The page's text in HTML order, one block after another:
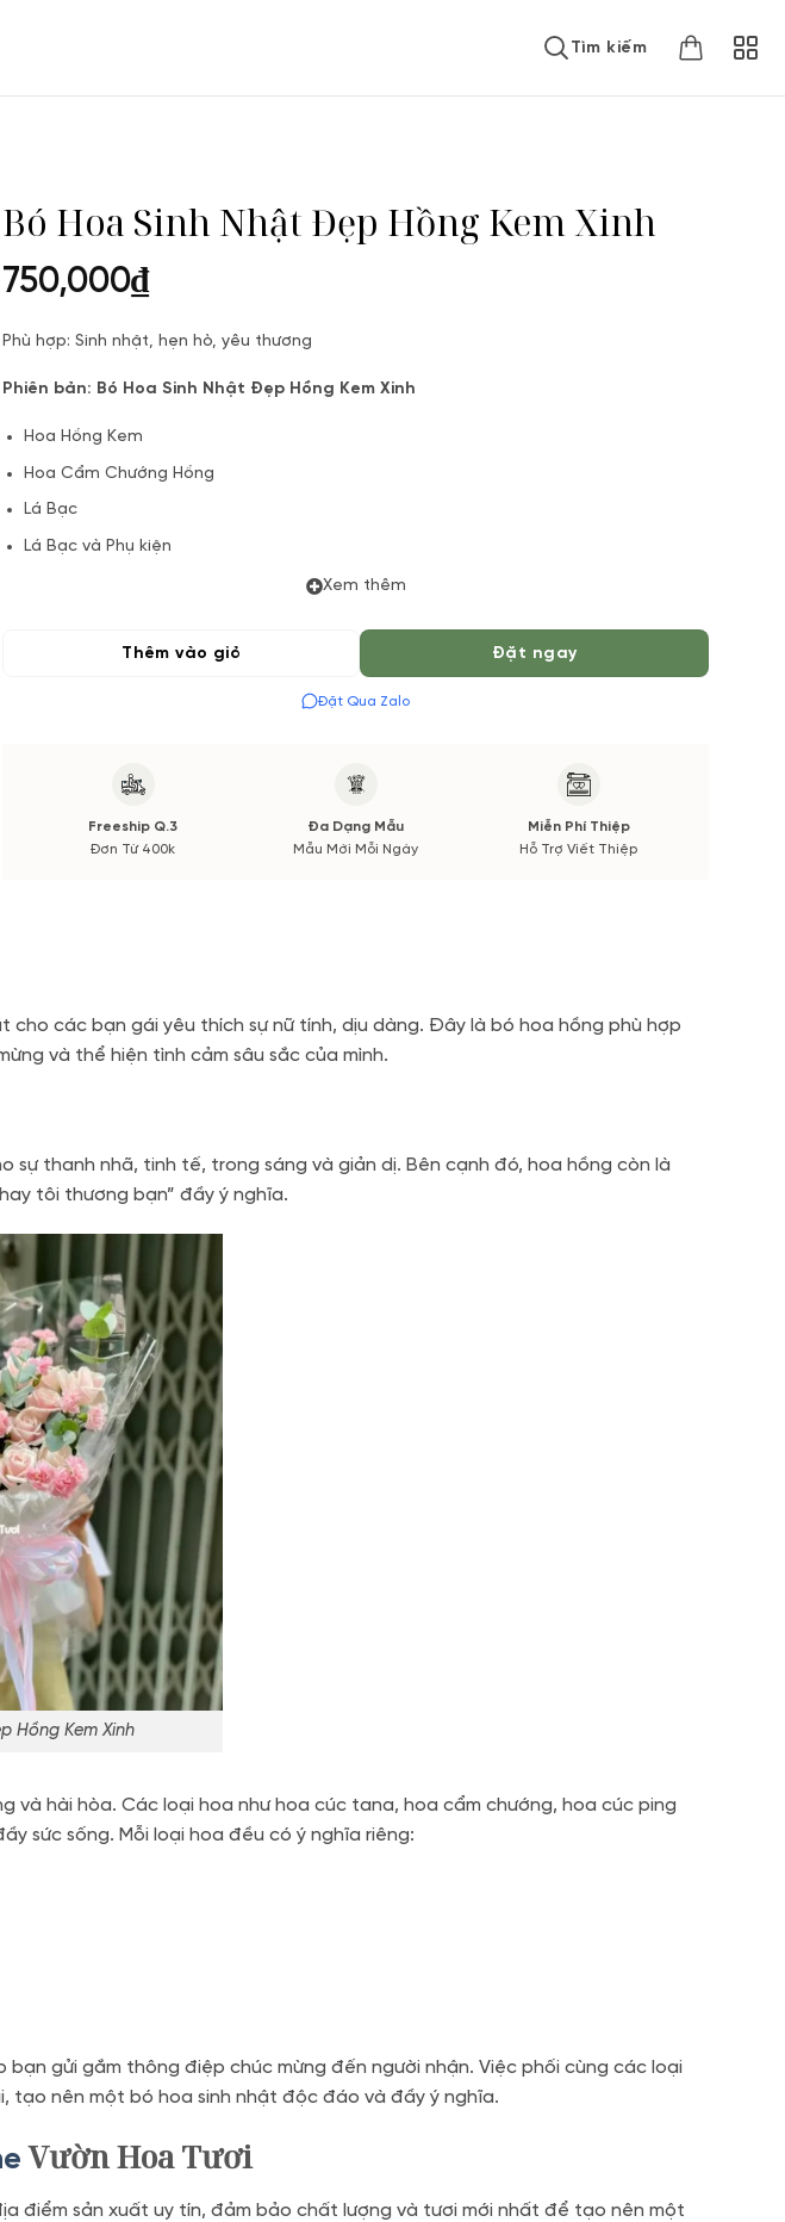
Tìm kiếm
Bó Hoa Sinh Nhật Đẹp Hồng Kem Xinh
750,000₫
Phù hợp: Sinh nhật, hẹn hò, yêu thương
Phiên bản: Bó Hoa Sinh Nhật Đẹp Hồng Kem Xinh
Hoa Hồng Kem
Hoa Cẩm Chướng Hồng
Lá Bạc
Lá Bạc và Phụ kiện
(*) Đơn hàng cần đặt trước 04 Tiếng để chuẩn bị Hoa Tươi theo màu tốt nhất cho bạn,
Nếu có thay đổi về Hoa phụ sẽ được thông báo đến Quý khách hàng xác nhận trước khi
Xem thêm
Thêm vào giỏ Đặt ngay
Đặt Qua Zalo
Freeship Q.3
Đơn Từ 400k
Đa Dạng Mẫu
Mẫu Mới Mỗi Ngày
Miễn Phí Thiệp
Hỗ Trợ Viết Thiệp
cho các bạn gái yêu thích sự nữ tính, dịu dàng. Đây là bó hoa hồng phù hợp
và thể hiện tình cảm sâu sắc của mình.
thanh nhã, tinh tế, trong sáng và giản dị. Bên cạnh đó, hoa hồng còn là
tôi thương bạn” đầy ý nghĩa.
Hồng Kem Xinh
hài hòa. Các loại hoa như hoa cúc tana, hoa cẩm chướng, hoa cúc ping
sức sống. Mỗi loại hoa đều có ý nghĩa riêng:
gửi gắm thông điệp chúc mừng đến người nhận. Việc phối cùng các loại
tạo nên một bó hoa sinh nhật độc đáo và đầy ý nghĩa.
Vườn Hoa Tươi
điểm sản xuất uy tín, đảm bảo chất lượng và tươi mới nhất để tạo nên một